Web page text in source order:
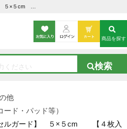
他
ド・パッド等）
セルガード】 ５×５cm 【４枚入
商品を探す